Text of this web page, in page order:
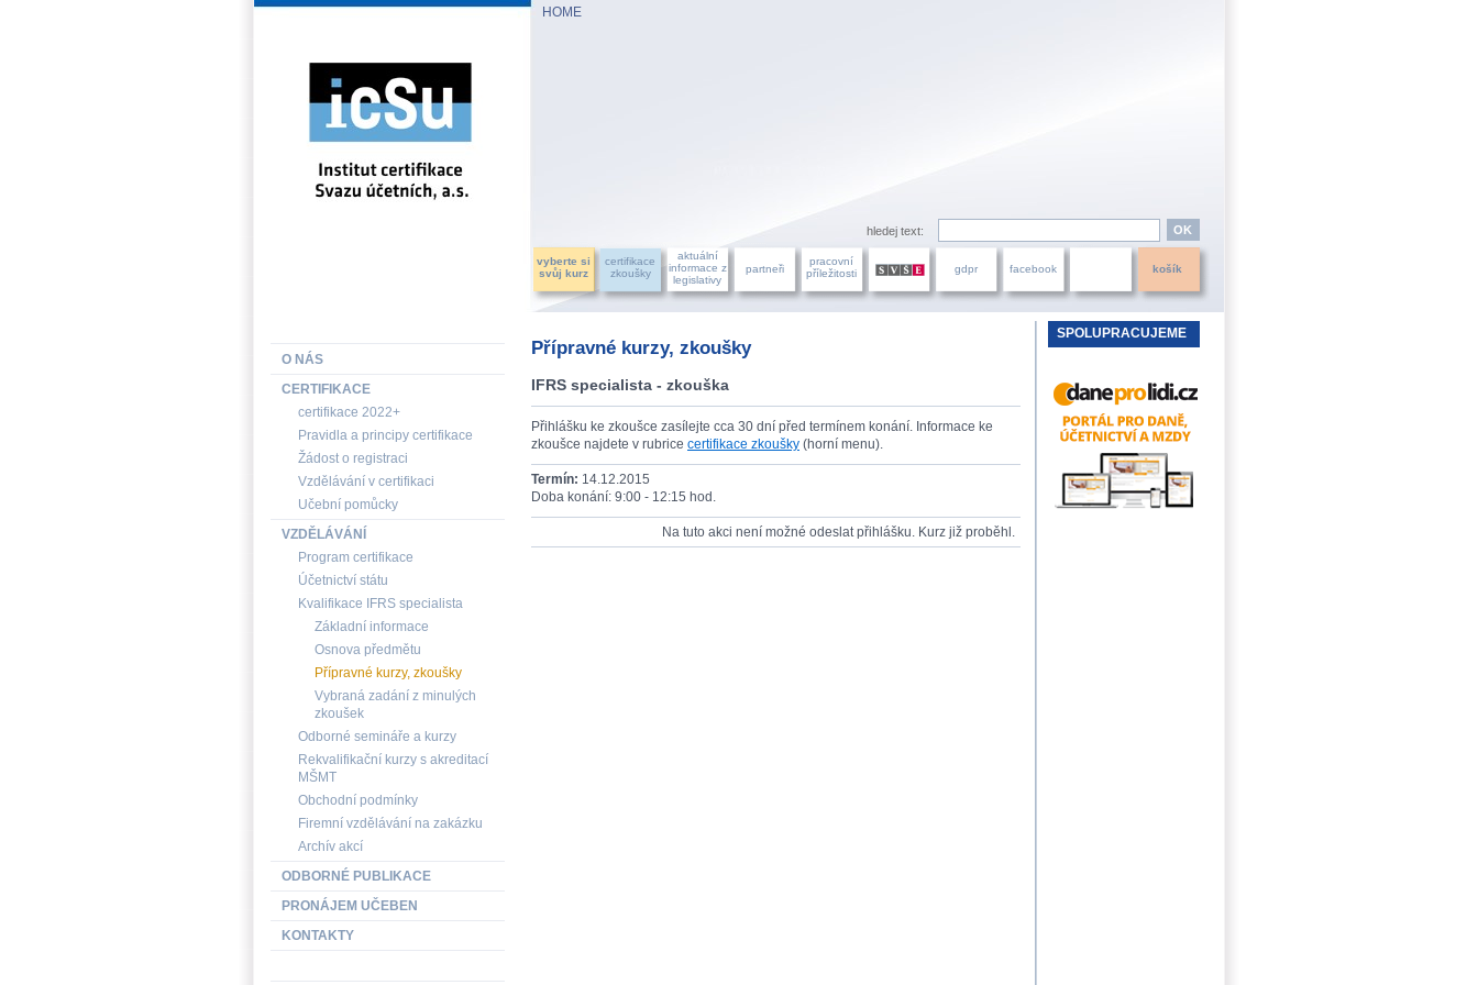
HOME
hledej text:
vyberte si
svůj kurz
certifikace
zkoušky
aktuální
informace z
legislativy
partneři
pracovní
příležitosti
gdpr facebook košík
Přípravné kurzy, zkoušky
IFRS specialista - zkouška
Přihlášku ke zkoušce zasílejte cca 30 dní před termínem konání. Informace ke
zkoušce najdete v rubrice certifikace zkoušky (horní menu).
Termín: 14.12.2015
Doba konání: 9:00 - 12:15 hod.
Na tuto akci není možné odeslat přihlášku. Kurz již proběhl.
O NÁS
CERTIFIKACE
certifikace 2022+
Pravidla a principy certifikace
Žádost o registraci
Vzdělávání v certifikaci
Učební pomůcky
VZDĚLÁVÁNÍ
Program certifikace
Účetnictví státu
Kvalifikace IFRS specialista
Základní informace
Osnova předmětu
Přípravné kurzy, zkoušky
Vybraná zadání z minulých
zkoušek
Odborné semináře a kurzy
Rekvalifikační kurzy s akreditací
MŠMT
Obchodní podmínky
Firemní vzdělávání na zakázku
Archív akcí
ODBORNÉ PUBLIKACE
PRONÁJEM UČEBEN
KONTAKTY
SPOLUPRACUJEME